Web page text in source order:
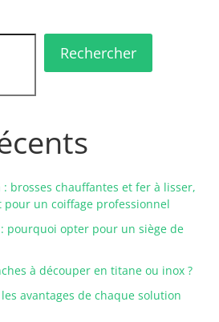
Rechercher
brosses chauffantes et fer à lisser,
pour un coiffage professionnel
pourquoi opter pour un siège de
à découper en titane ou inox ?
avantages de chaque solution